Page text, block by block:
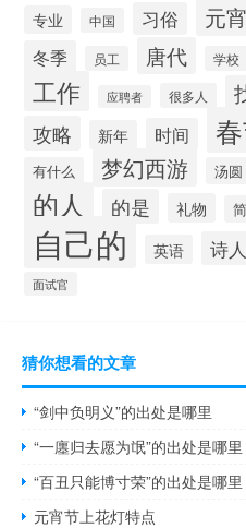
专业 中国 习俗 元
冬季 员工 唐代 学校
工作 应聘者 很多人
攻略 新年 时间
有什么 梦幻西游 汤圆
的人 的是 礼物
自己的 英语 诗人
面试官
猜你想看的文章
“剑中负明义”的出处是哪里
“一廛归去愿为氓”的出处是哪里
“百丑只能博寸荣”的出处是哪里
元宵节上花灯特点